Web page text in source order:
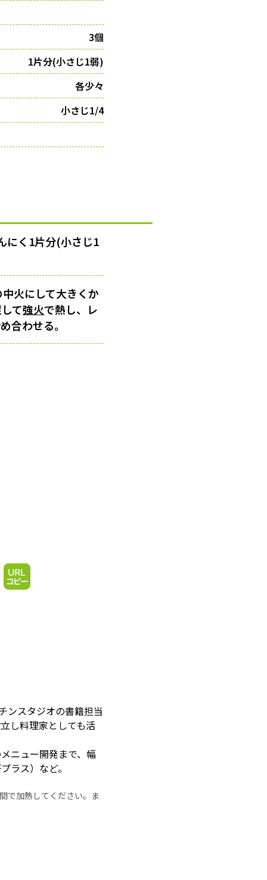
3個
1片分(小さじ1弱)
各少々
小さじ1/4
にく1片分(小さじ1
火にして大きくか
て強火で熱し、レ
合わせる。
ンスタジオの書籍担当
し料理家としても活
ニュー開発まで、幅
ラス）など。
で加熱してください。ま